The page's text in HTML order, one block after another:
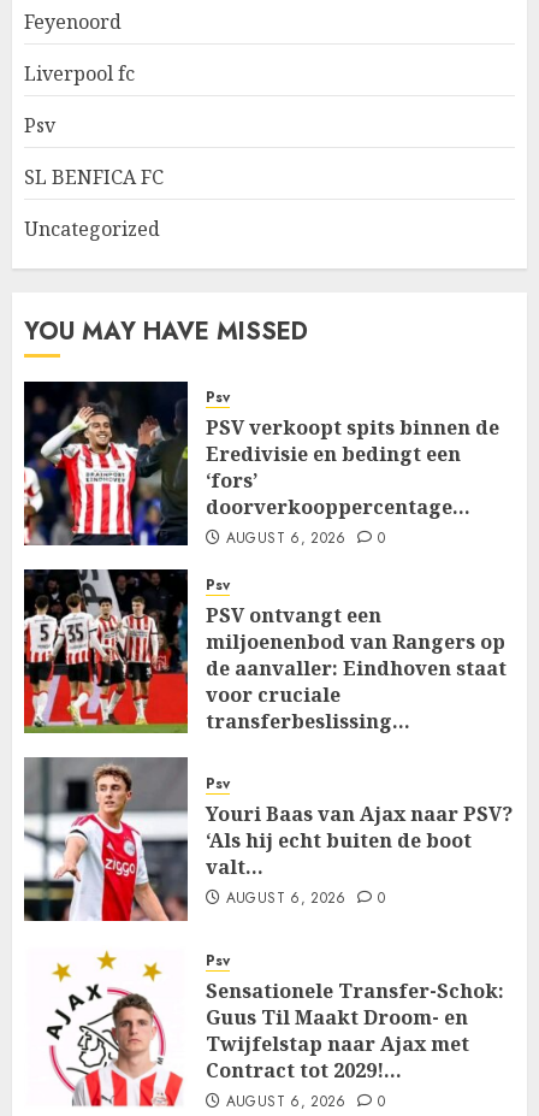
Feyenoord
Liverpool fc
Psv
SL BENFICA FC
Uncategorized
YOU MAY HAVE MISSED
Psv
PSV verkoopt spits binnen de
Eredivisie en bedingt een
‘fors’
doorverkooppercentage…
AUGUST 6, 2026 0
Psv
PSV ontvangt een
miljoenenbod van Rangers op
de aanvaller: Eindhoven staat
voor cruciale
transferbeslissing…
Psv
Youri Baas van Ajax naar PSV?
‘Als hij echt buiten de boot
valt…
AUGUST 6, 2026 0
Psv
Sensationele Transfer-Schok:
Guus Til Maakt Droom- en
Twijfelstap naar Ajax met
Contract tot 2029!…
AUGUST 6, 2026 0